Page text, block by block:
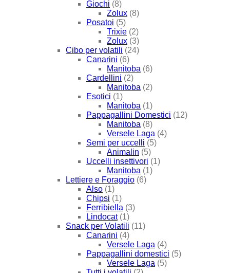
Giochi (8)
Zolux (8)
Posatoi (5)
Trixie (2)
Zolux (3)
Cibo per volatili (24)
Canarini (6)
Manitoba (6)
Cardellini (2)
Manitoba (2)
Esotici (1)
Manitoba (1)
Pappagallini Domestici (12)
Manitoba (8)
Versele Laga (4)
Semi per uccelli (5)
Animalin (5)
Uccelli insettivori (1)
Manitoba (1)
Lettiere e Foraggio (6)
Also (1)
Chipsi (1)
Ferribiella (3)
Lindocat (1)
Snack per Volatili (11)
Canarini (4)
Versele Laga (4)
Pappagallini domestici (5)
Versele Laga (5)